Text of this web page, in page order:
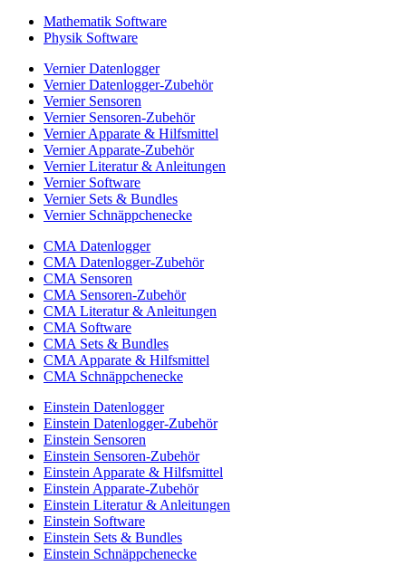
Mathematik Software
Physik Software
Vernier Datenlogger
Vernier Datenlogger-Zubehör
Vernier Sensoren
Vernier Sensoren-Zubehör
Vernier Apparate & Hilfsmittel
Vernier Apparate-Zubehör
Vernier Literatur & Anleitungen
Vernier Software
Vernier Sets & Bundles
Vernier Schnäppchenecke
CMA Datenlogger
CMA Datenlogger-Zubehör
CMA Sensoren
CMA Sensoren-Zubehör
CMA Literatur & Anleitungen
CMA Software
CMA Sets & Bundles
CMA Apparate & Hilfsmittel
CMA Schnäppchenecke
Einstein Datenlogger
Einstein Datenlogger-Zubehör
Einstein Sensoren
Einstein Sensoren-Zubehör
Einstein Apparate & Hilfsmittel
Einstein Apparate-Zubehör
Einstein Literatur & Anleitungen
Einstein Software
Einstein Sets & Bundles
Einstein Schnäppchenecke